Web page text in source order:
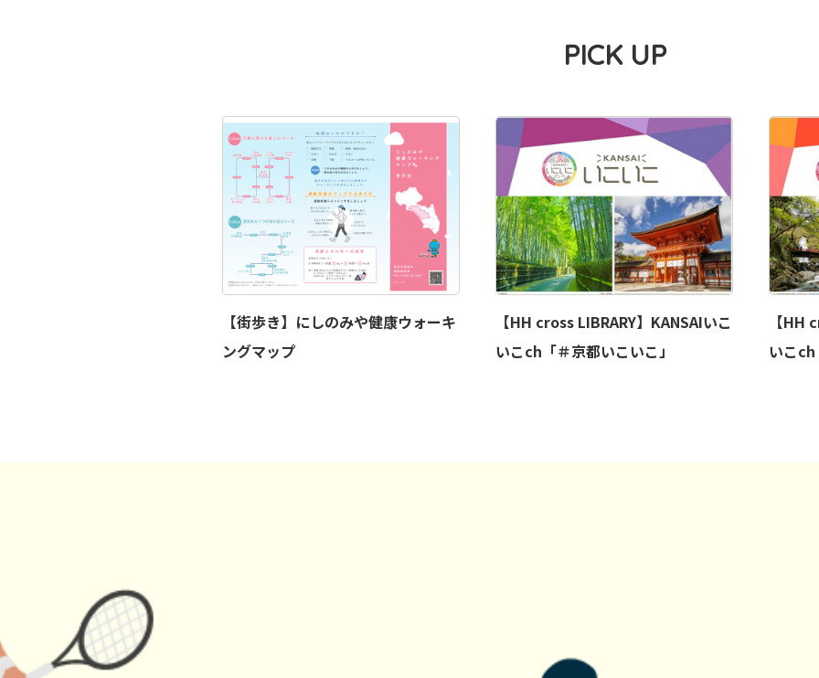
PICK UP
【街歩き】にしのみや健康ウォーキ
ングマップ
【HH cross LIBRARY】KANSAIいこ
いこch「＃京都いこいこ」
【HH
いこch